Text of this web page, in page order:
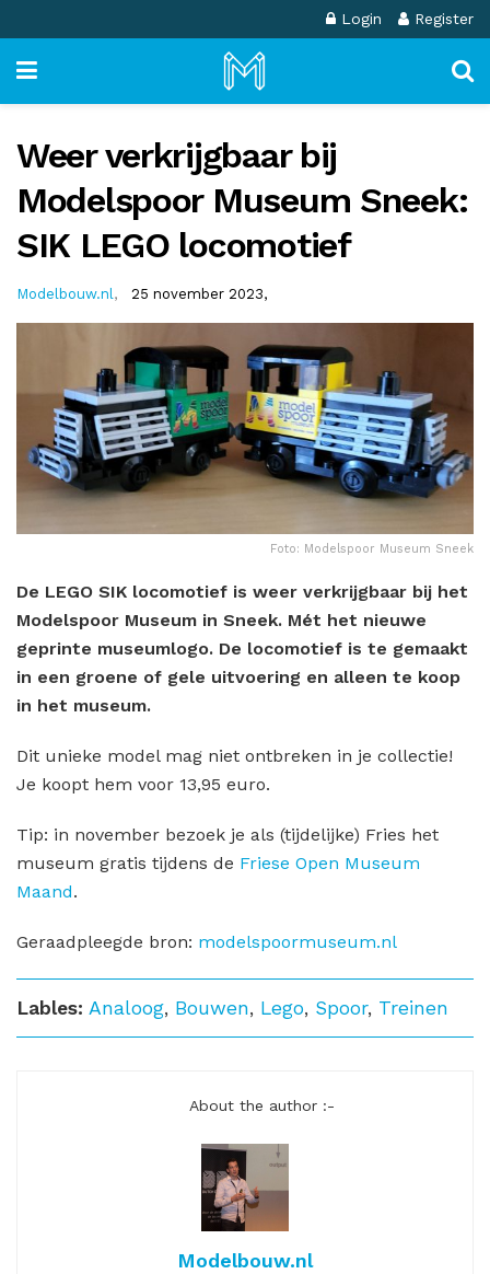
Login Register
Weer verkrijgbaar bij
Modelspoor Museum Sneek:
SIK LEGO locomotief
Modelbouw.nl , 25 november 2023,
Foto: Modelspoor Museum Sneek
De LEGO SIK locomotief is weer verkrijgbaar bij het
Modelspoor Museum in Sneek. Mét het nieuwe
geprinte museumlogo. De locomotief is te gemaakt
in een groene of gele uitvoering en alleen te koop
in het museum.
Dit unieke model mag niet ontbreken in je collectie!
Je koopt hem voor 13,95 euro.
Tip: in november bezoek je als (tijdelijke) Fries het
museum gratis tijdens de Friese Open Museum
Maand.
Geraadpleegde bron: modelspoormuseum.nl
Lables: Analoog, Bouwen, Lego, Spoor, Treinen
About the author :-
Modelbouw.nl